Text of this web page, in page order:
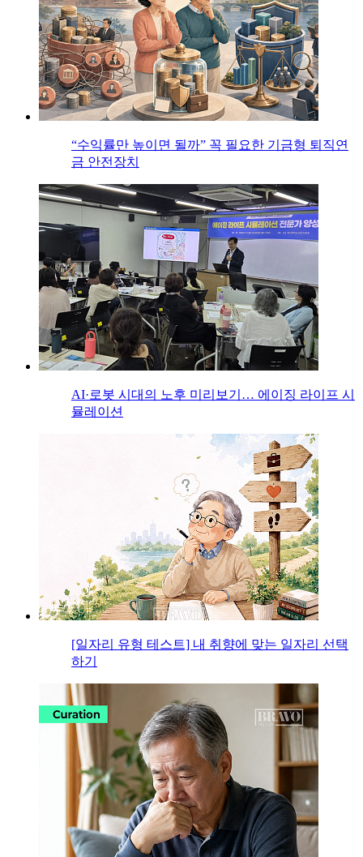
“수익률만 높이면 될까” 꼭 필요한 기금형 퇴직연
금 안전장치
AI·로봇 시대의 노후 미리보기… 에이징 라이프 시
뮬레이션
[일자리 유형 테스트] 내 취향에 맞는 일자리 선택
하기